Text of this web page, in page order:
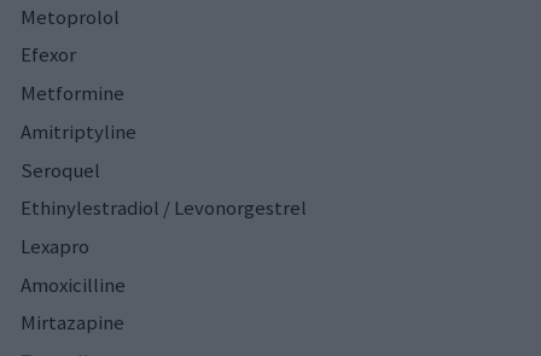
Metoprolol
Efexor
Metformine
Amitriptyline
Seroquel
Ethinylestradiol / Levonorgestrel
Lexapro
Amoxicilline
Mirtazapine